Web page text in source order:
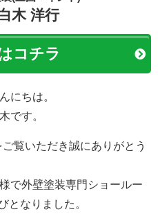
(三国ペイント)
木 洋行
コチラ
にちは。
です。
覧いただき誠にありがとう